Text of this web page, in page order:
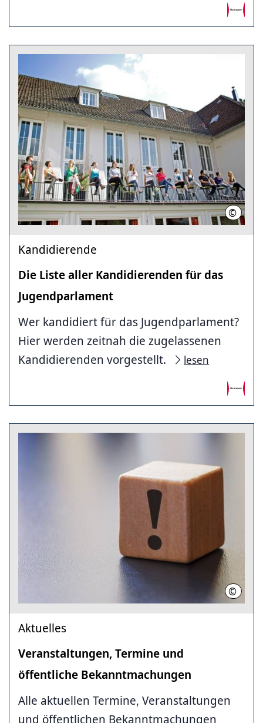
© Mark
Kandidierende
Die Liste aller Kandidierenden für das
Jugendparlament
Wer kandidiert für das Jugendparlament?
Hier werden zeitnah die zugelassenen
Kandidierenden vorgestellt.
lesen
© Adobe
Aktuelles
Veranstaltungen, Termine und
öffentliche Bekanntmachungen
Alle aktuellen Termine, Veranstaltungen
und öffentlichen Bekanntmachungen